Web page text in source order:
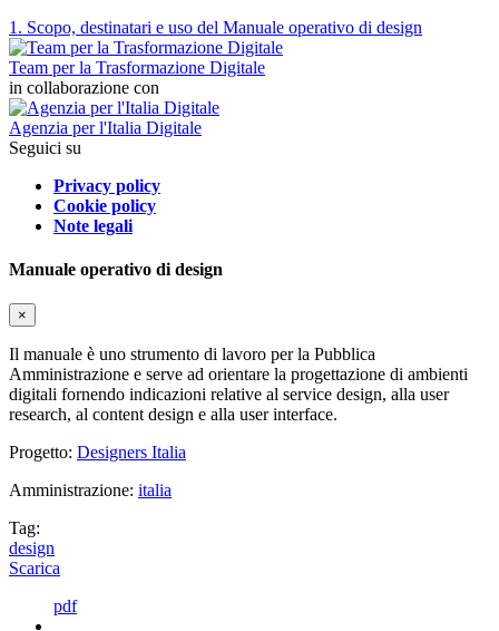
1. Scopo, destinatari e uso del Manuale operativo di design
Team per la Trasformazione Digitale
in collaborazione con
Agenzia per l'Italia Digitale
Seguici su
Privacy policy
Cookie policy
Note legali
Manuale operativo di design
×
Il manuale è uno strumento di lavoro per la Pubblica
Amministrazione e serve ad orientare la progettazione di ambienti
digitali fornendo indicazioni relative al service design, alla user
research, al content design e alla user interface.
Progetto: Designers Italia
Amministrazione: italia
Tag:
design
Scarica
pdf